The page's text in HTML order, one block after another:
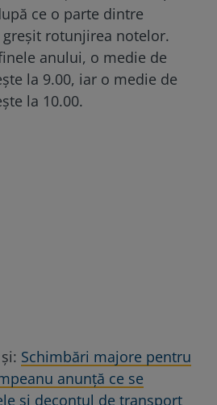
ce o parte dintre
rotunjirea notelor.
anului, o medie de
la 9.00, iar o medie de
la 10.00.
Schimbări majore pentru
anunță ce se
și decontul de transport